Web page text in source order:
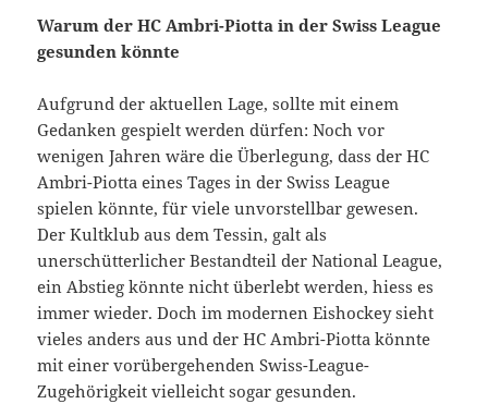
Warum der HC Ambri-Piotta in der Swiss League
gesunden könnte
Aufgrund der aktuellen Lage, sollte mit einem
Gedanken gespielt werden dürfen: Noch vor
wenigen Jahren wäre die Überlegung, dass der HC
Ambri-Piotta eines Tages in der Swiss League
spielen könnte, für viele unvorstellbar gewesen.
Der Kultklub aus dem Tessin, galt als
unerschütterlicher Bestandteil der National League,
ein Abstieg könnte nicht überlebt werden, hiess es
immer wieder. Doch im modernen Eishockey sieht
vieles anders aus und der HC Ambri-Piotta könnte
mit einer vorübergehenden Swiss-League-
Zugehörigkeit vielleicht sogar gesunden.